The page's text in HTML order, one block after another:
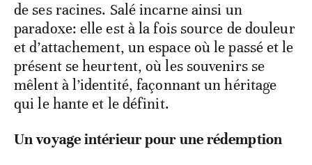
de ses racines. Salé incarne ainsi un
paradoxe: elle est à la fois source de douleur
et d’attachement, un espace où le passé et le
présent se heurtent, où les souvenirs se
mêlent à l’identité, façonnant un héritage
qui le hante et le définit.
Un voyage intérieur pour une rédemption